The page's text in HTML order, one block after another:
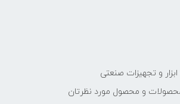
و تجهیزات صنعتی
و محصول مورد نظرتان